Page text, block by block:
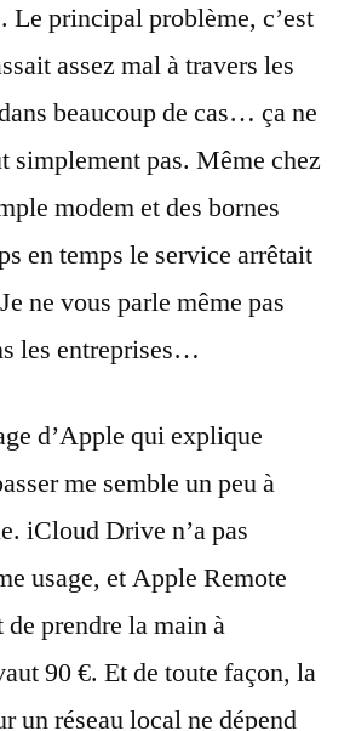
Le principal problème, c’est
assez mal à travers les
beaucoup de cas… ça ne
simplement pas. Même chez
modem et des bornes
en temps le service arrêtait
ne vous parle même pas
les entreprises…
d’Apple qui explique
me semble un peu à
iCloud Drive n’a pas
usage, et Apple Remote
prendre la main à
90 €. Et de toute façon, la
un réseau local ne dépend